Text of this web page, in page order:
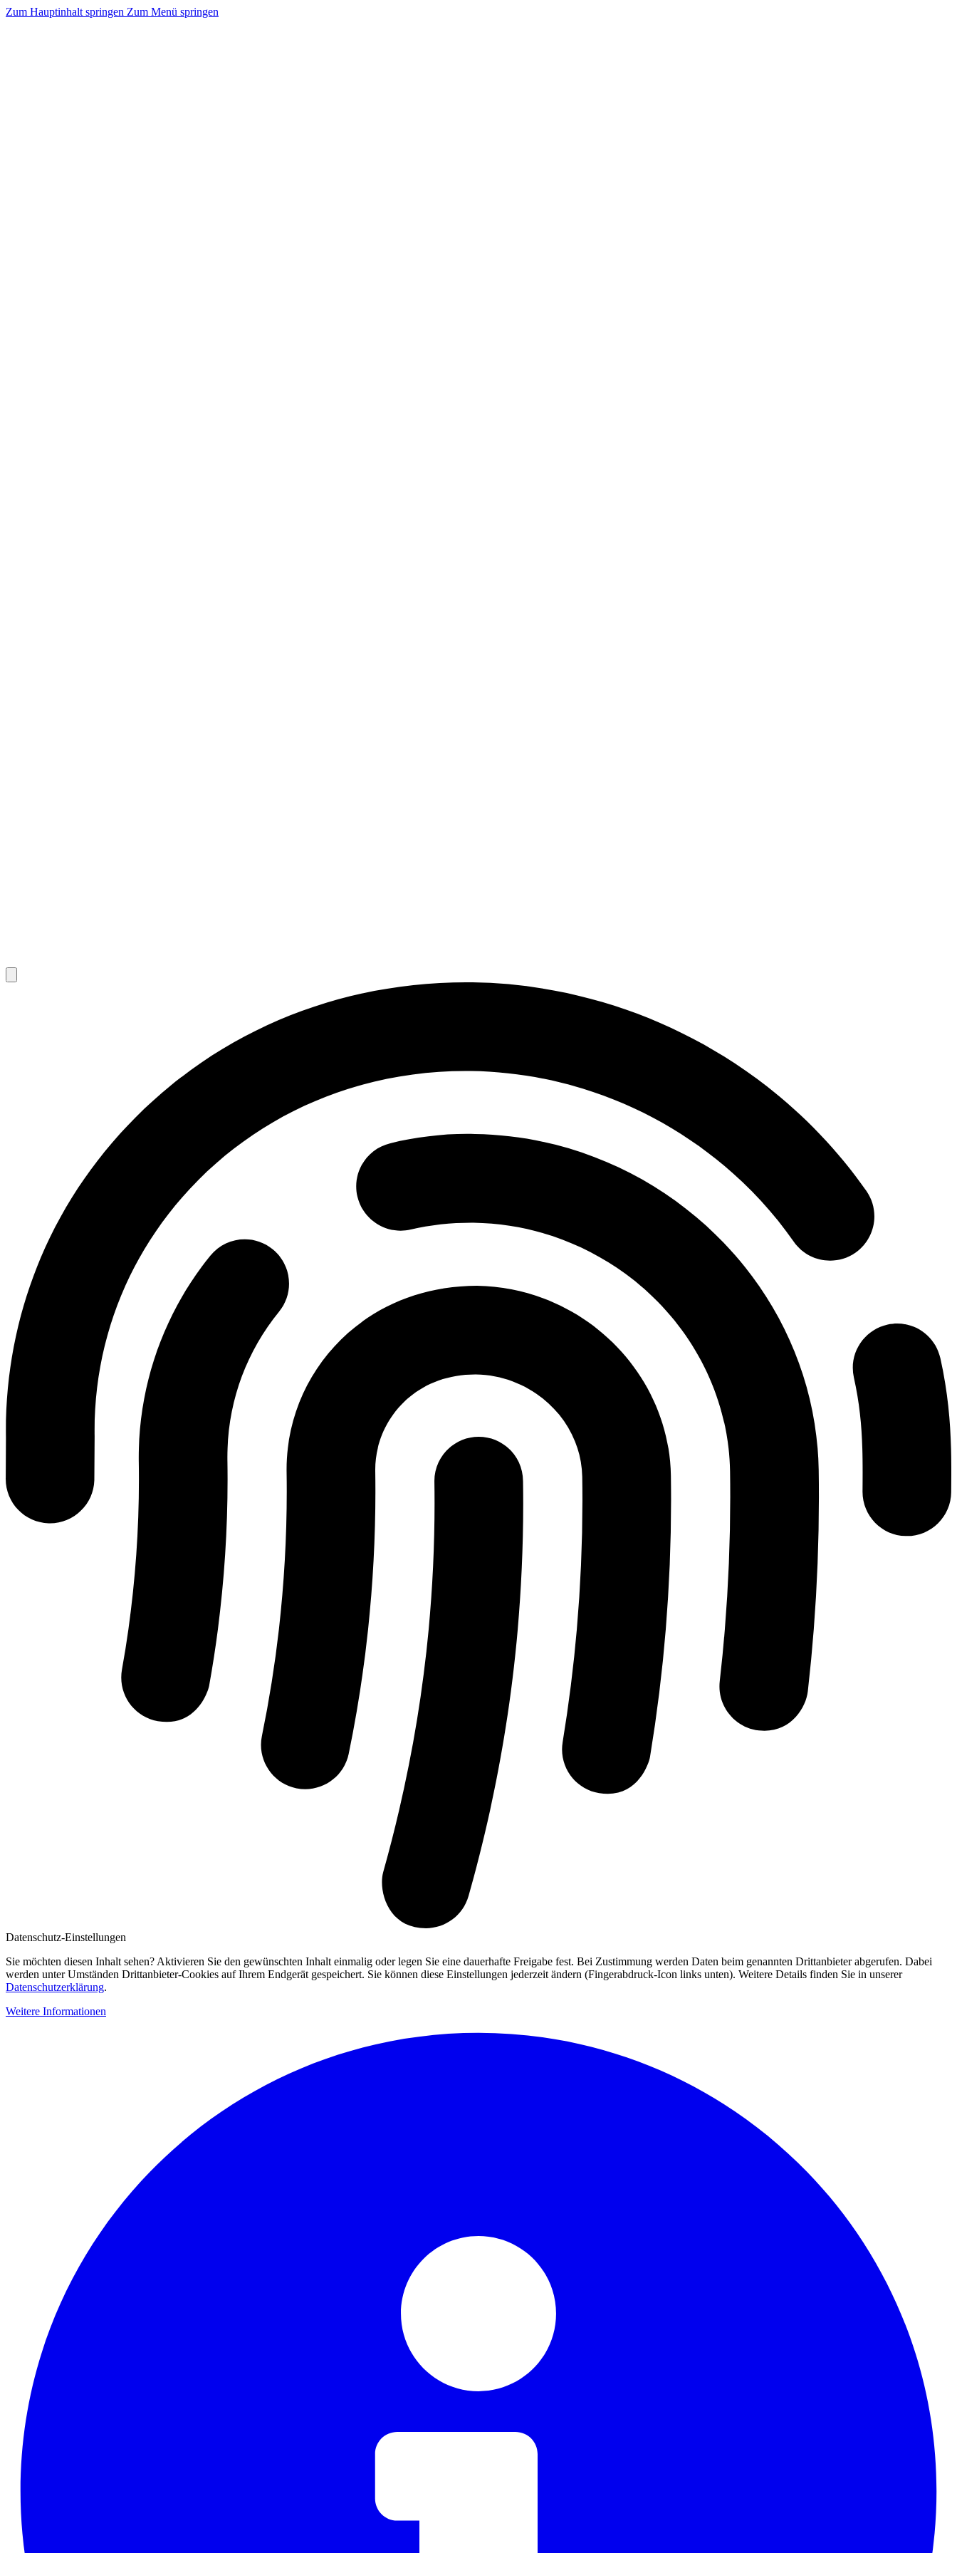
Zum Hauptinhalt springen Zum Menü springen
Datenschutz-Einstellungen
Sie möchten diesen Inhalt sehen? Aktivieren Sie den gewünschten Inhalt einmalig oder legen Sie eine dauerhafte Freigabe fest. Bei Zustimmung werden Daten beim genannten Drittanbieter abgerufen. Dabei
werden unter Umständen Drittanbieter-Cookies auf Ihrem Endgerät gespeichert. Sie können diese Einstellungen jederzeit ändern (Fingerabdruck-Icon links unten). Weitere Details finden Sie in unserer
Datenschutzerklärung.
Weitere Informationen